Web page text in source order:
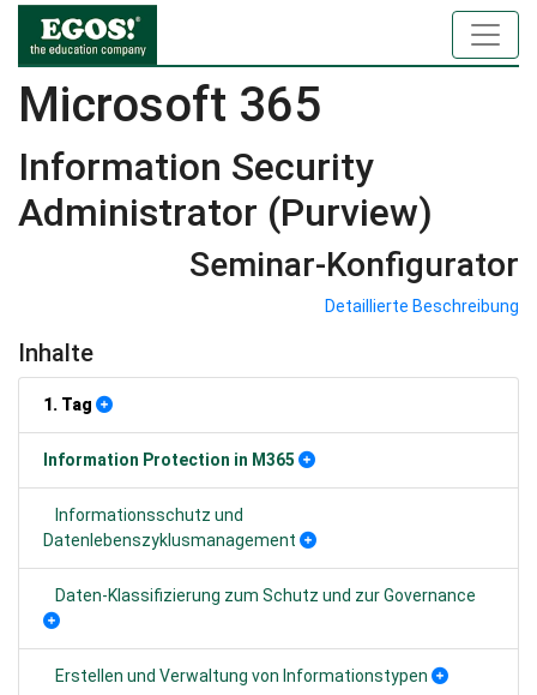
Microsoft 365
Information Security
Administrator (Purview)
Seminar-Konfigurator
Detaillierte Beschreibung
Inhalte
1. Tag
Information Protection in M365
Informationsschutz und
Datenlebenszyklusmanagement
Daten-Klassifizierung zum Schutz und zur Governance
Erstellen und Verwaltung von Informationstypen